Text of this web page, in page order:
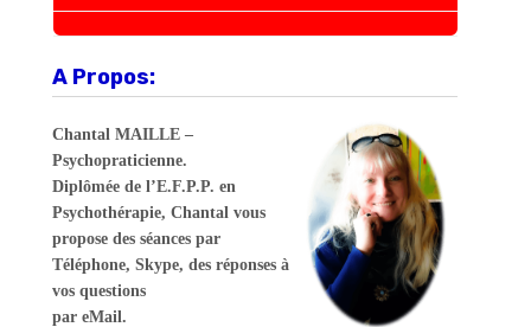
A Propos:
Chantal MAILLE –
Psychopraticienne.
Diplômée de l’E.F.P.P. en
Psychothérapie, Chantal vous
propose des séances par
Téléphone, Skype, des réponses à
vos questions
par eMail.